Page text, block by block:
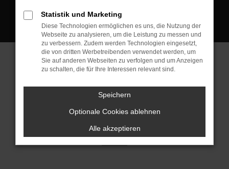
Mail: fj@jakob-trading.com
Cookie Einstellungen
© 2026 Jakob Trading GmbH | Neustädter Straße 1 | DE-08223
Neustadt/Vogtland | fj@jakob-trading.com | Webdesign by audaris.de
Statistik und Marketing
Diese Technologien ermöglichen es uns, die Nutzung der
Webseite zu analysieren, um die Leistung zu messen und
zu verbessern. Zudem werden Technologien eingesetzt,
die von dritten Werbetreibenden verwendet werden, um
Sie auf anderen Webseiten zu verfolgen und um Anzeigen
zu schalten, die für Ihre Interessen relevant sind.
Speichern
Optionale Cookies ablehnen
Alle akzeptieren